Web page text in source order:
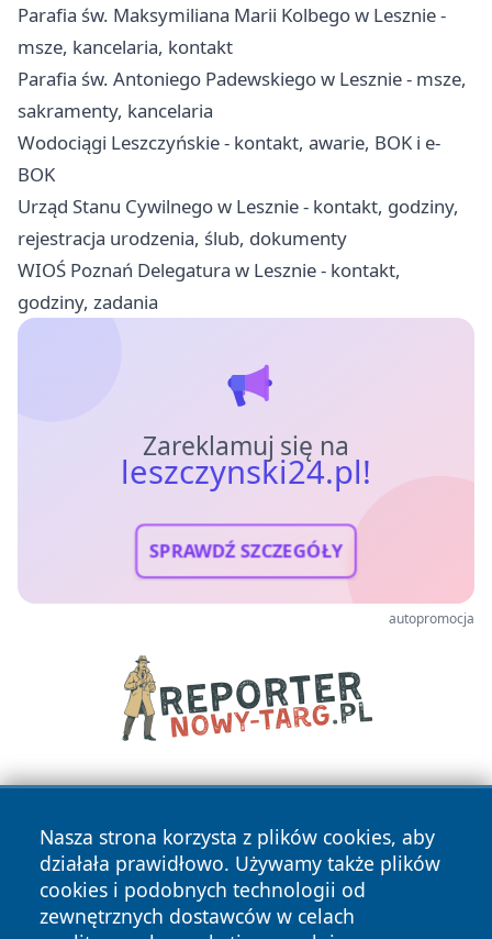
Parafia św. Maksymiliana Marii Kolbego w Lesznie -
msze, kancelaria, kontakt
Parafia św. Antoniego Padewskiego w Lesznie - msze,
sakramenty, kancelaria
Wodociągi Leszczyńskie - kontakt, awarie, BOK i e-
BOK
Urząd Stanu Cywilnego w Lesznie - kontakt, godziny,
rejestracja urodzenia, ślub, dokumenty
WIOŚ Poznań Delegatura w Lesznie - kontakt,
godziny, zadania
Zareklamuj się na
leszczynski24.pl!
SPRAWDŹ SZCZEGÓŁY
autopromocja
Nasza strona korzysta z plików cookies, aby
działała prawidłowo. Używamy także plików
cookies i podobnych technologii od
zewnętrznych dostawców w celach
Copyright © 2026 leszczynski24.pl Wszystkie prawa